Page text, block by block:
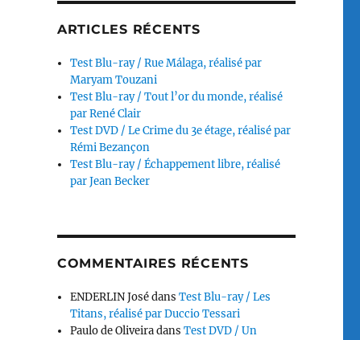
ARTICLES RÉCENTS
Test Blu-ray / Rue Málaga, réalisé par
Maryam Touzani
Test Blu-ray / Tout l’or du monde, réalisé
par René Clair
Test DVD / Le Crime du 3e étage, réalisé par
Rémi Bezançon
Test Blu-ray / Échappement libre, réalisé
par Jean Becker
COMMENTAIRES RÉCENTS
ENDERLIN JosédansTest Blu-ray / Les
Titans, réalisé par Duccio Tessari
Paulo de OliveiradansTest DVD / Un